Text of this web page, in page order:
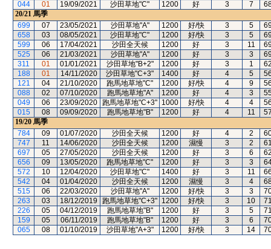
044
01 19/09/2021 沙田草地"C" 1200 好 3 7
20/21 馬季
699
07 23/05/2021 沙田草地"A" 1200 好/快 3 5
658
03 08/05/2021 沙田草地"C" 1200 好/快 3 5
599
06 17/04/2021 沙田全天候 1200 好 3 11
525
06 21/03/2021 沙田草地"A" 1200 好 3 3
311
01 01/01/2021 沙田草地"B+2" 1200 好 3 1
188
01 14/11/2020 沙田草地"C+3" 1400 好 4 5
121
04 21/10/2020 跑馬地草地"C" 1200 好/快 4 9
088
02 07/10/2020 跑馬地草地"A" 1200 好 4 3
049
06 23/09/2020 跑馬地草地"C+3" 1000 好/快 4 4
015
08 09/09/2020 跑馬地草地"B" 1200 好 4 11
19/20 馬季
784
09 01/07/2020 沙田全天候 1200 好 4 2
747
11 14/06/2020 沙田全天候 1200 濕慢 3 2
697
05 27/05/2020 沙田全天候 1200 好 3 6
656
09 13/05/2020 跑馬地草地"C" 1200 好 3 3
572
10 12/04/2020 沙田草地"C" 1400 好 3 11
542
04 01/04/2020 沙田全天候 1200 濕慢 3 4
515
06 22/03/2020 沙田草地"A" 1200 好/快 3 3
263
03 18/12/2019 跑馬地草地"C+3" 1200 好/快 3 10
226
05 04/12/2019 跑馬地草地"B" 1200 好 3 5
159
05 06/11/2019 跑馬地草地"B" 1200 好 3 6
065
08 01/10/2019 沙田草地"A+3" 1200 好/快 3 14